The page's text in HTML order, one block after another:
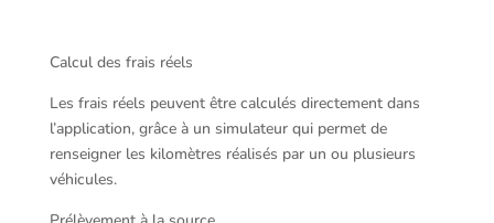
Calcul des frais réels
Les frais réels peuvent être calculés directement dans
l’application, grâce à un simulateur qui permet de
renseigner les kilomètres réalisés par un ou plusieurs
véhicules.